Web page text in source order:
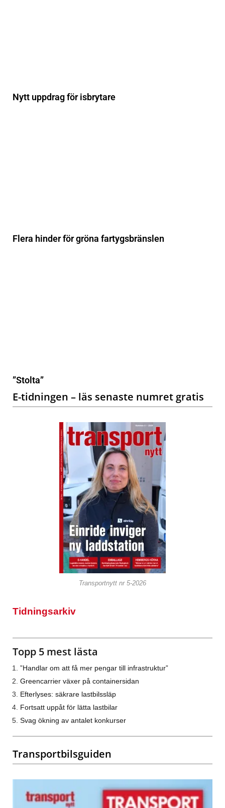
Nytt uppdrag för isbrytare
Flera hinder för gröna fartygsbränslen
”Stolta”
E-tidningen – läs senaste numret gratis
Transportnytt nr 5-2026
Tidningsarkiv
Topp 5 mest lästa
”Handlar om att få mer pengar till infrastruktur”
Greencarrier växer på containersidan
Efterlyses: säkrare lastbilssläp
Fortsatt uppåt för lätta lastbilar
Svag ökning av antalet konkurser
Transportbilsguiden